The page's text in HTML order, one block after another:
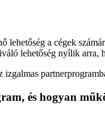
a cégek
lehetőség nyílik arra,
izgalmas
és hogyan